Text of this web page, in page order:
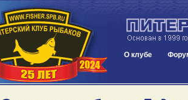
О клубе